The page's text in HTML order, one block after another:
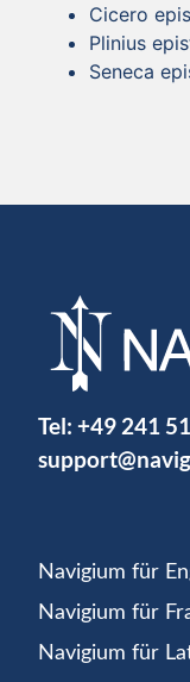
Cicero
Plinius
Seneca
Tel: +49 241
Navigium für
Navigium für
Navigium für